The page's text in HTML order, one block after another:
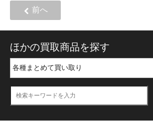
前へ
ほかの買取商品を探す